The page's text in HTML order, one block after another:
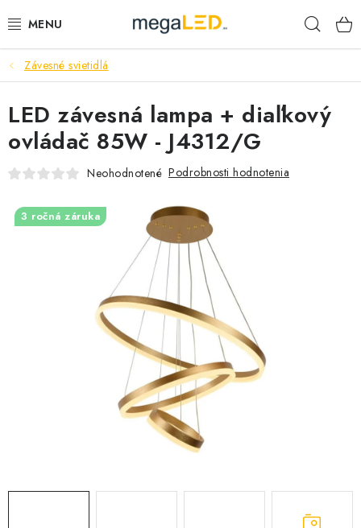
na
PRIEMYSEL
SVIETIDLÁ
ŽIAROVKY A TRUBICE
SAMSUNG SVIETIDLÁ
SEZÓNNE VÝPREDAJE POĽNOPOTREBY
OBCHODNÉ PODMIENKY
Závesné svietidlá
LED závesná lampa + diaľkový
ovládač 85W - J4312/G
Neohodnotené Podrobnosti hodnotenia
3 ročná záruka